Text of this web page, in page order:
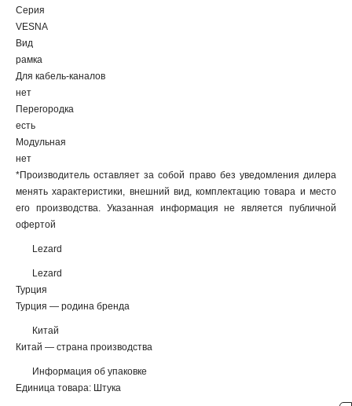
Серия
VESNA
Вид
рамка
Для кабель-каналов
нет
Перегородка
есть
Модульная
нет
*Производитель оставляет за собой право без уведомления дилера
менять характеристики, внешний вид, комплектацию товара и место
его производства. Указанная информация не является публичной
офертой
Lezard
Lezard
Турция
Турция — родина бренда
Китай
Китай — страна производства
Информация об упаковке
Единица товара: Штука